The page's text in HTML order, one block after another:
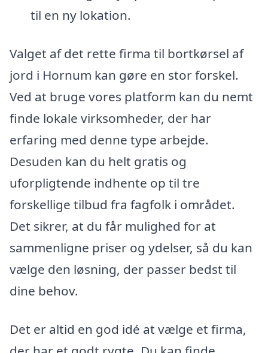
til en ny lokation.
Valget af det rette firma til bortkørsel af
jord i Hornum kan gøre en stor forskel.
Ved at bruge vores platform kan du nemt
finde lokale virksomheder, der har
erfaring med denne type arbejde.
Desuden kan du helt gratis og
uforpligtende indhente op til tre
forskellige tilbud fra fagfolk i området.
Det sikrer, at du får mulighed for at
sammenligne priser og ydelser, så du kan
vælge den løsning, der passer bedst til
dine behov.
Det er altid en god idé at vælge et firma,